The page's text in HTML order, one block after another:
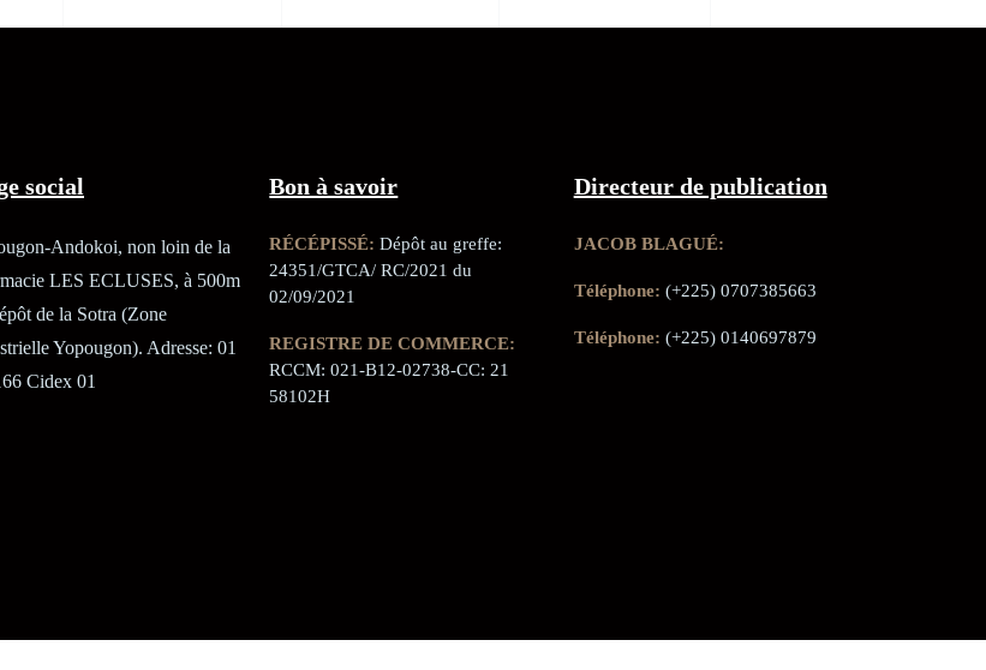
social
Andokoi, non loin de la
LES ECLUSES, à 500m
de la Sotra (Zone
Yopougon). Adresse: 01
Cidex 01
Bon à savoir
RÉCÉPISSÉ: Dépôt au greffe:
24351/GTCA/ RC/2021 du
02/09/2021
REGISTRE DE COMMERCE:
RCCM: 021-B12-02738-CC: 21
58102H
Directeur de publication
JACOB BLAGUÉ:
Téléphone: (+225) 0707385663
Téléphone: (+225) 0140697879